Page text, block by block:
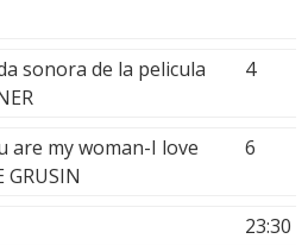
sonora de la pelicula
4
are my woman-I love
6
23:30